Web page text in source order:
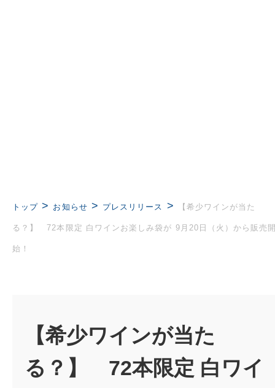
トップ > お知らせ > プレスリリース > 【希少ワインが当た
る？】 72本限定 白ワインお楽しみ袋が 9月20日（火）から販売
始！
【希少ワインが当た
る？】 72本限定 白ワイ